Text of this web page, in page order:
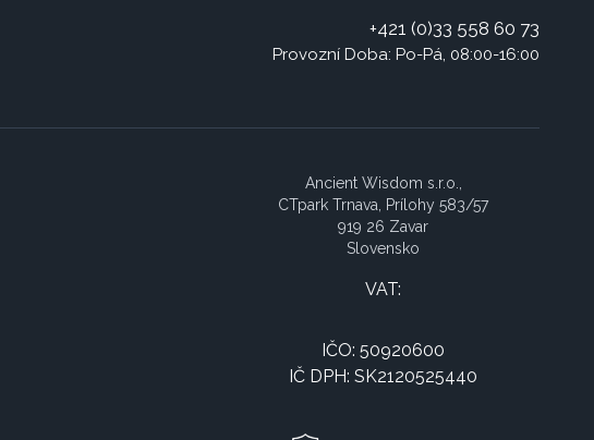
+421 (0)33 558 60 73
Provozní Doba: Po-Pá, 08:00-16:00
Ancient Wisdom s.r.o.,
CTpark Trnava, Prílohy 583/57
919 26 Zavar
Slovensko
VAT:
IČO: 50920600
IČ DPH: SK2120525440